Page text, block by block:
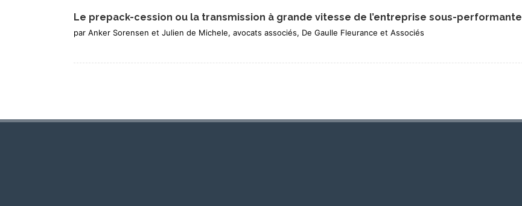
Le prepack-cession ou la transmission à grande vitesse de l’entreprise sous-performante
par Anker Sorensen et Julien de Michele, avocats associés, De Gaulle Fleurance et Associés